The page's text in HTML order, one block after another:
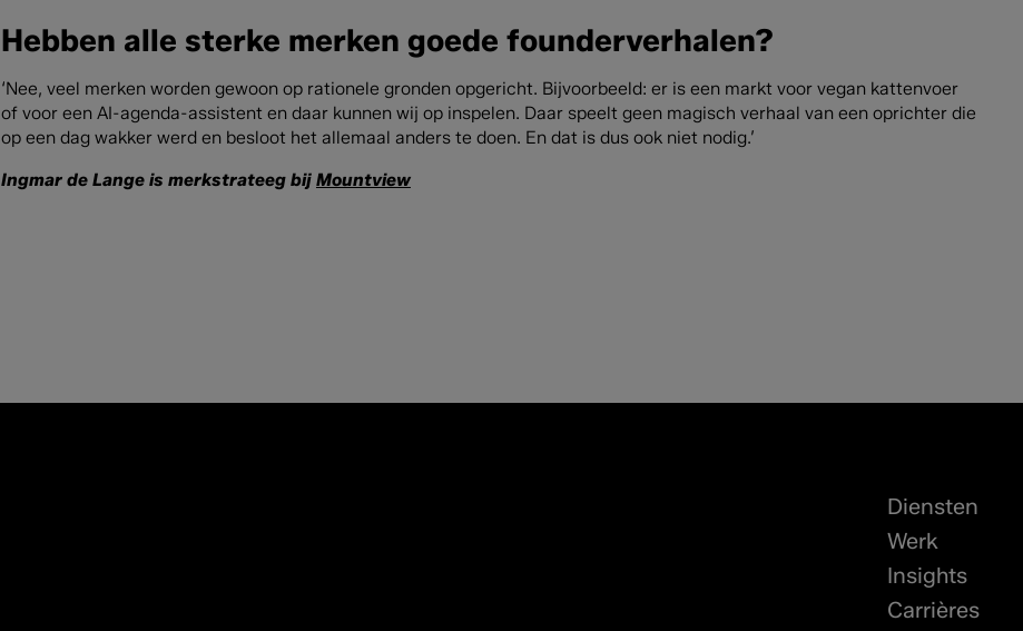
Hebben alle sterke merken goede founderverhalen?
‘Nee, veel merken worden gewoon op rationele gronden opgericht. Bijvoorbeeld: er is een markt voor vegan kattenvoer
of voor een AI-agenda-assistent en daar kunnen wij op inspelen. Daar speelt geen magisch verhaal van een oprichter die
op een dag wakker werd en besloot het allemaal anders te doen. En dat is dus ook niet nodig.’
Ingmar de Lange is merkstrateeg bij Mountview
Diensten
Werk
Insights
Carrières